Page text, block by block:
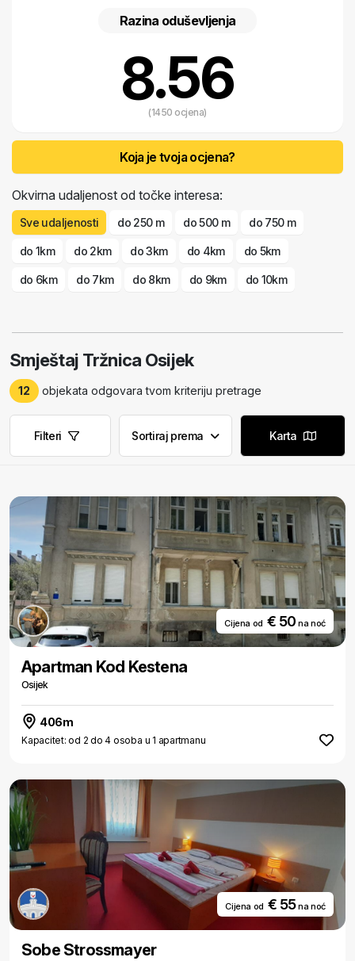
Razina oduševljenja
8.56
(1450 ocjena)
Koja je tvoja ocjena?
Okvirna udaljenost od točke interesa:
Sve udaljenosti do 250 m do 500 m do 750 m
do 1km do 2km do 3km do 4km do 5km
do 6km do 7km do 8km do 9km do 10km
Smještaj Tržnica Osijek
12 objekata odgovara tvom kriteriju pretrage
Filteri Sortiraj prema Karta
Cijena od € 50na noć
Apartman Kod Kestena
Osijek
406m
Kapacitet: od 2 do 4 osoba u 1 apartmanu
Cijena od € 55na noć
Sobe Strossmayer